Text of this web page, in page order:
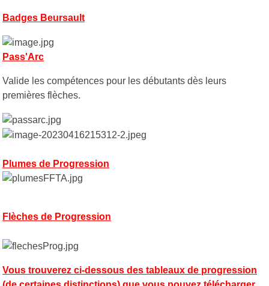
Badges Beursault
Pass'Arc
Valide les compétences pour les débutants dès leurs
premières flèches.
Plumes de Progression
Flèches de Progression
Vous trouverez ci-dessous des tableaux de progression